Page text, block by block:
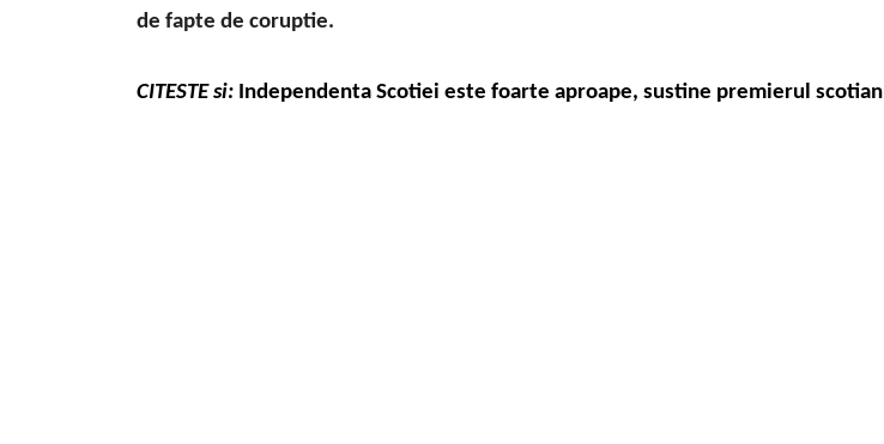
de fapte de coruptie.
CITESTE si: Independenta Scotiei este foarte aproape, sustine premierul scotian